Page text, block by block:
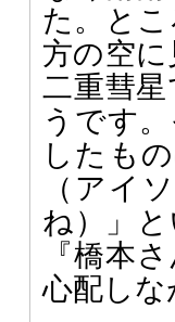
た。と
方の空
二重彗
うです
したも
（アイ
ね）」
『橋本
心配し